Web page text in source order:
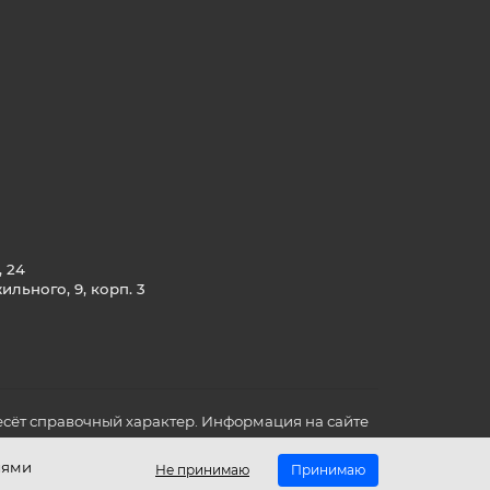
Не принимаю Принимаю
24
9, корп. 3
справочный характер. Информация на сайте
для вас важных характеристиках в товаре